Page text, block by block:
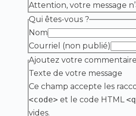
Attention, votre message
Qui êtes-vous ?
Nom
Courriel (non publié)
Ajoutez votre
Texte de votre message
Ce champ accepte les
<code> et le code HTML
vides.